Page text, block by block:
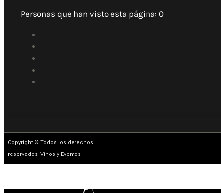
Personas que han visto esta página: 0
Copyright © Todos los derechos
reservados. Vinos y Eventos